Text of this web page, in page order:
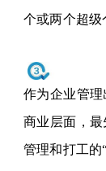
个或两个超级
作为企业管
商业层面，
管理和打工的